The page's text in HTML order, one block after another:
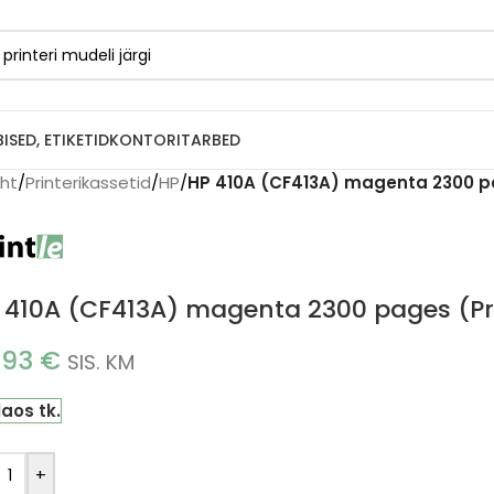
ETIKETIDKONTORITARBED
/Printerikassetid/HP/HP 410A (CF413A) magenta 2300
410A (CF413A) magenta 2300 pages
€ SIS. KM
tk.
+